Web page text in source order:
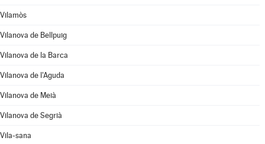
Vilamòs
Vilanova de Bellpuig
Vilanova de la Barca
Vilanova de l'Aguda
Vilanova de Meià
Vilanova de Segrià
Vila-sana